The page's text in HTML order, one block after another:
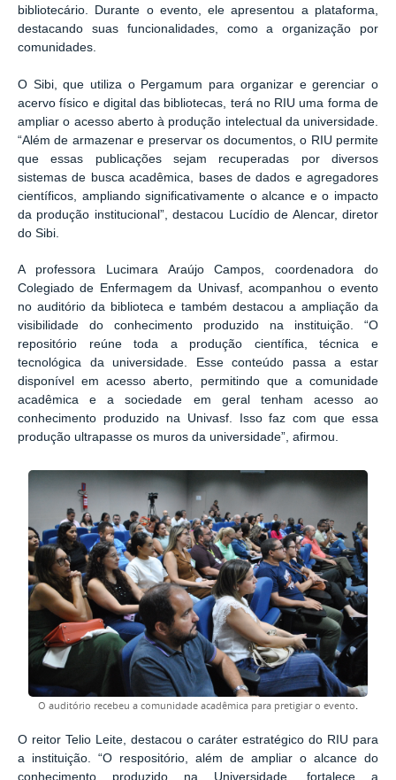
bibliotecário. Durante o evento, ele apresentou a plataforma,
destacando suas funcionalidades, como a organização por
comunidades.
O Sibi, que utiliza o Pergamum para organizar e gerenciar o
acervo físico e digital das bibliotecas, terá no RIU uma forma de
ampliar o acesso aberto à produção intelectual da universidade.
“Além de armazenar e preservar os documentos, o RIU permite
que essas publicações sejam recuperadas por diversos
sistemas de busca acadêmica, bases de dados e agregadores
científicos, ampliando significativamente o alcance e o impacto
da produção institucional”, destacou Lucídio de Alencar, diretor
do Sibi.
A professora Lucimara Araújo Campos, coordenadora do
Colegiado de Enfermagem da Univasf, acompanhou o evento
no auditório da biblioteca e também destacou a ampliação da
visibilidade do conhecimento produzido na instituição. “O
repositório reúne toda a produção científica, técnica e
tecnológica da universidade. Esse conteúdo passa a estar
disponível em acesso aberto, permitindo que a comunidade
acadêmica e a sociedade em geral tenham acesso ao
conhecimento produzido na Univasf. Isso faz com que essa
produção ultrapasse os muros da universidade”, afirmou.
O auditório recebeu a comunidade acadêmica para pretigiar o evento.
O reitor Telio Leite, destacou o caráter estratégico do RIU para
a instituição. “O respositório, além de ampliar o alcance do
conhecimento produzido na Universidade, fortalece a